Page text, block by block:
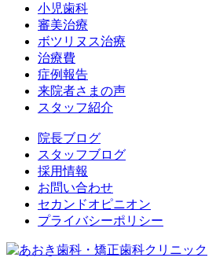
小児歯科
審美治療
ボツリヌス治療
治療費
症例報告
来院者さまの声
スタッフ紹介
院長ブログ
スタッフブログ
採用情報
お問い合わせ
セカンドオピニオン
プライバシーポリシー